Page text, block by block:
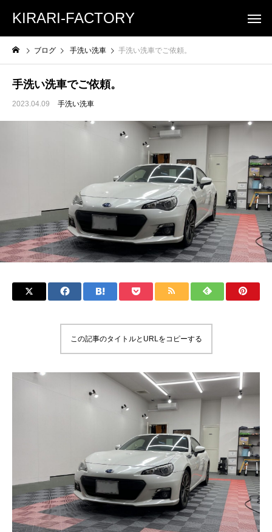
KIRARI-FACTORY
ブログ 手洗い洗車 手洗い洗車でご依頼。
手洗い洗車でご依頼。
2023.04.09 手洗い洗車
この記事のタイトルとURLをコピーする